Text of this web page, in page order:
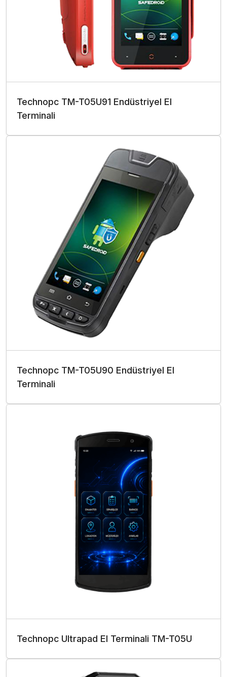
Technopc TM-T05U91 Endüstriyel El
Terminali
Technopc TM-T05U90 Endüstriyel El
Terminali
Technopc Ultrapad El Terminali TM-T05U